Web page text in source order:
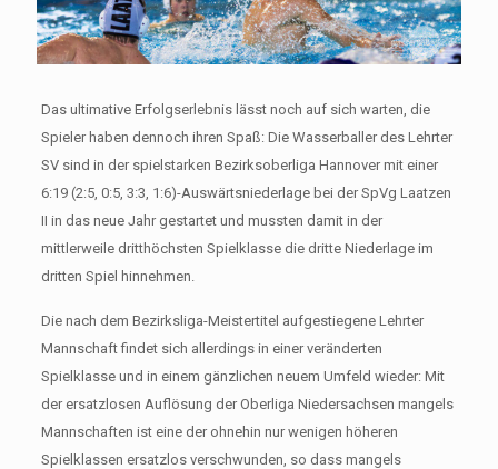
Das ultimative Erfolgserlebnis lässt noch auf sich warten, die
Spieler haben dennoch ihren Spaß: Die Wasserballer des Lehrter
SV sind in der spielstarken Bezirksoberliga Hannover mit einer
6:19 (2:5, 0:5, 3:3, 1:6)-Auswärtsniederlage bei der SpVg Laatzen
II in das neue Jahr gestartet und mussten damit in der
mittlerweile dritthöchsten Spielklasse die dritte Niederlage im
dritten Spiel hinnehmen.
Die nach dem Bezirksliga-Meistertitel aufgestiegene Lehrter
Mannschaft findet sich allerdings in einer veränderten
Spielklasse und in einem gänzlichen neuem Umfeld wieder: Mit
der ersatzlosen Auflösung der Oberliga Niedersachsen mangels
Mannschaften ist eine der ohnehin nur wenigen höheren
Spielklassen ersatzlos verschwunden, so dass mangels